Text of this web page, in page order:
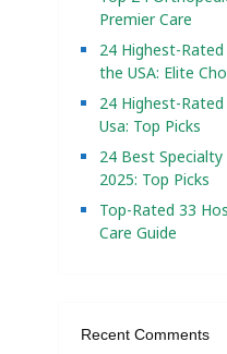
Premier Care
24 Highest-
the USA: Elite
24 Highest-
Usa: Top Picks
24 Best
2025: Top Picks
Top-Rated 33
Care Guide
Recent Comments